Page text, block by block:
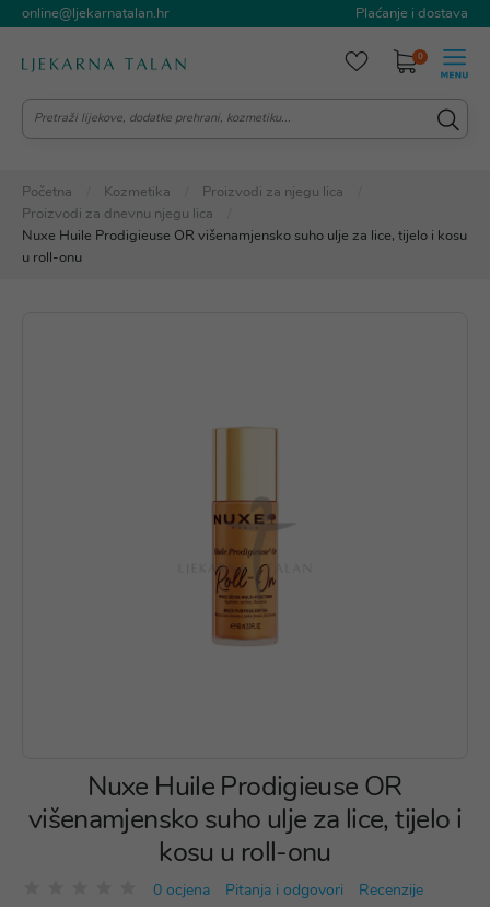
online@ljekarnatalan.hr Plaćanje i dostava
0
Početna Kozmetika
Proizvodi za njegu lica
Proizvodi za dnevnu njegu lica
Nuxe Huile Prodigieuse OR višenamjensko suho ulje za lice, tijelo i kosu
u roll-onu
Nuxe Huile Prodigieuse OR
višenamjensko suho ulje za lice, tijelo i
kosu u roll-onu
0 ocjena Pitanja i odgovori Recenzije